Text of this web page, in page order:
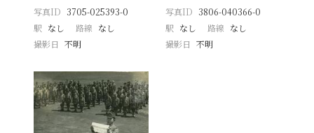
写真ID 3705-025393-0
駅 なし 路線 なし
撮影日
不明
写真ID 3806-040366-0
駅 なし 路線 なし
撮影日 不明